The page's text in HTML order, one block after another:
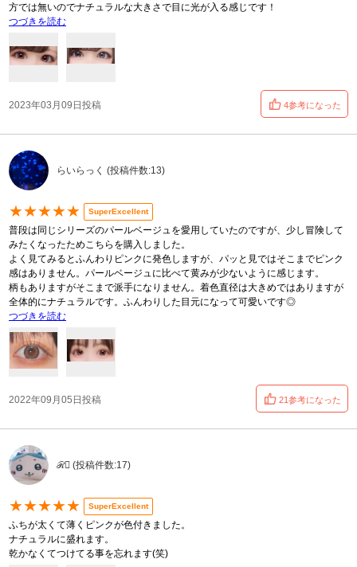
方では無いのでナチュラルな大きさで目に光が入る感じです！
つづきを読む
2023年03月09日投稿 4参考になった
らいらっく (投稿件数:13)
★★★★★ SuperExcellent
普段は同じシリーズのパールベージュを愛用していたのですが、少し冒険して
みたくなったためこちらを購入しました。
よく見てみるとふんわりピンクに発色しますが、パッと見ではそこまでピンク
感はありません。パールベージュに比べて黄みが少ないように感じます。
柄もありますがそこまで派手になりません。着色直径は大きめではありますが
全体的にナチュラルです。ふんわりした目元になって可愛いです◎
つづきを読む
2022年09月05日投稿 21参考になった
ℛ⃛ (投稿件数:17)
★★★★★ SuperExcellent
ふちが太くて薄くピンクが色付きました。
ナチュラルに盛れます。
乾かなくてつけてる事を忘れます(笑)